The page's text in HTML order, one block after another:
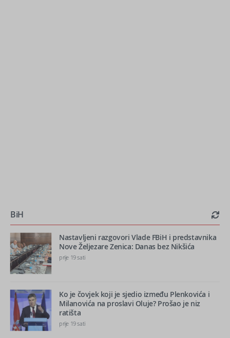
BiH
Nastavljeni razgovori Vlade FBiH i predstavnika
Nove Željezare Zenica: Danas bez Nikšića
prije 19 sati
Ko je čovjek koji je sjedio između Plenkovića i
Milanovića na proslavi Oluje? Prošao je niz
ratišta
prije 19 sati